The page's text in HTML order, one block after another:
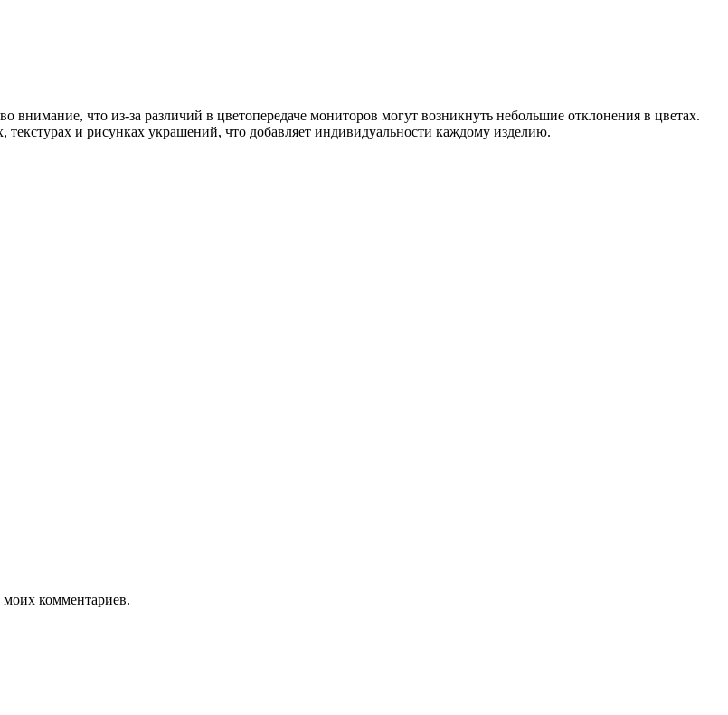
что из-за различий в цветопередаче мониторов могут возникнуть небольшие отклонения в цветах.
текстурах и рисунках украшений, что добавляет индивидуальности каждому изделию.
моих комментариев.